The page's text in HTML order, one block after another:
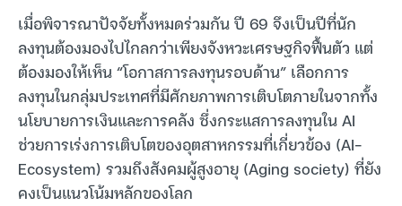
เมื่อพิจารณาปัจจัยทั้งหมดร่วมกัน ปี 69 จึงเป็นปีที่นัก
ลงทุนต้องมองไปไกลกว่าเพียงจังหวะเศรษฐกิจฟื้นตัว แต่
ต้องมองให้เห็น “โอกาสการลงทุนรอบด้าน” เลือกการ
ลงทุนในกลุ่มประเทศที่มีศักยภาพการเติบโตภายในจากทั้ง
นโยบายการเงินและการคลัง ซึ่งกระแสการลงทุนใน AI
ช่วยการเร่งการเติบโตของอุตสาหกรรมที่เกี่ยวข้อง (AI-
Ecosystem) รวมถึงสังคมผู้สูงอายุ (Aging society) ที่ยัง
คงเป็นแนวโน้มหลักของโลก